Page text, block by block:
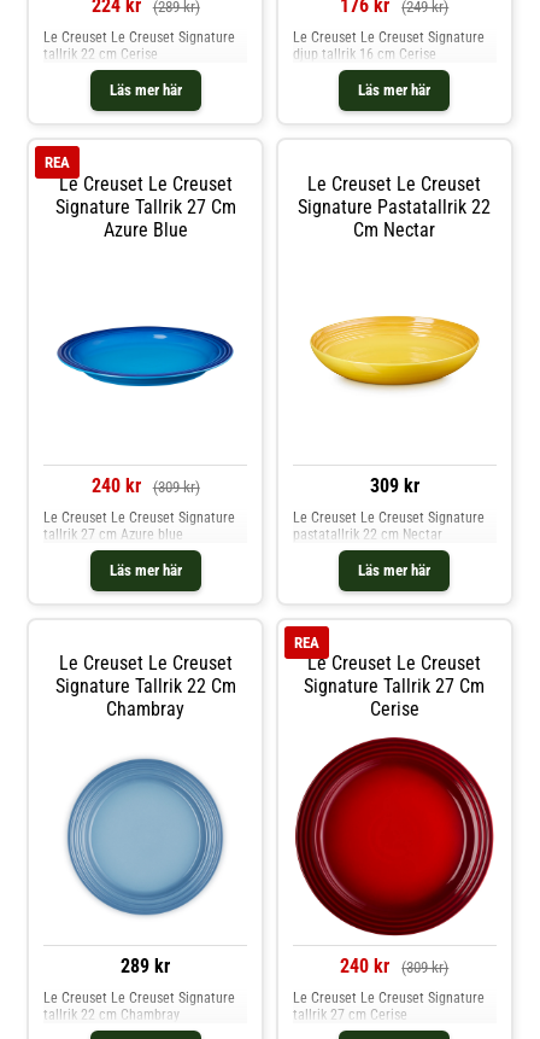
224 kr (289 kr)
Läs mer här
Le Creuset Le Creuset Signature
tallrik 22 cm Cerise
176 kr (249 kr)
Läs mer här
Le Creuset Le Creuset Signature
djup tallrik 16 cm Cerise
Le Creuset Le Creuset
Signature Tallrik 27 Cm
Azure Blue
REA
240 kr (309 kr)
Läs mer här
Le Creuset Le Creuset Signature
tallrik 27 cm Azure blue
Le Creuset Le Creuset
Signature Pastatallrik 22
Cm Nectar
309 kr
Läs mer här
Le Creuset Le Creuset Signature
pastatallrik 22 cm Nectar
Le Creuset Le Creuset
Signature Tallrik 22 Cm
Chambray
289 kr
Le Creuset Le Creuset Signature
tallrik 22 cm Chambray
Le Creuset Le Creuset
Signature Tallrik 27 Cm
Cerise
REA
240 kr (309 kr)
Le Creuset Le Creuset Signature
tallrik 27 cm Cerise